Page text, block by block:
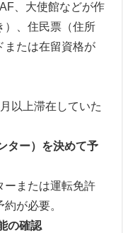
、大使館などが作
）、住民票（住所
または在留資格が
以上滞在していた
ター）を決めて予
ーまたは運転免許
が必要。
の確認